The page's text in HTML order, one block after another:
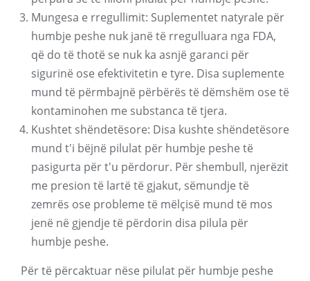
Mungesa e rregullimit: Suplementet natyrale për
humbje peshe nuk janë të rregulluara nga FDA,
që do të thotë se nuk ka asnjë garanci për
sigurinë ose efektivitetin e tyre. Disa suplemente
mund të përmbajnë përbërës të dëmshëm ose të
kontaminohen me substanca të tjera.
Kushtet shëndetësore: Disa kushte shëndetësore
mund t'i bëjnë pilulat për humbje peshe të
pasigurta për t'u përdorur. Për shembull, njerëzit
me presion të lartë të gjakut, sëmundje të
zemrës ose probleme të mëlçisë mund të mos
jenë në gjendje të përdorin disa pilula për
humbje peshe.
Për të përcaktuar nëse pilulat për humbje peshe